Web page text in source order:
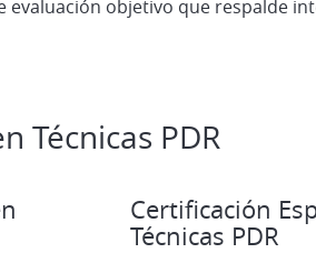
objetivo que respalde
Técnicas PDR
Certificación
Técnicas PDR